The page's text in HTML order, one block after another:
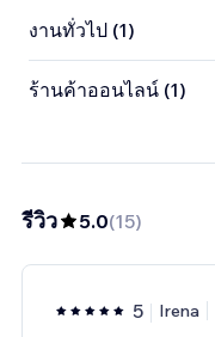
งานทั่วไป (1)
ร้านค้าออนไลน์ (1)
รีวิว 5.0(15)
5 Irena